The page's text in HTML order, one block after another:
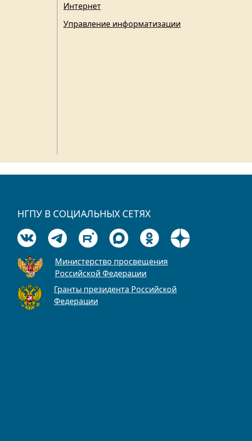
Интернет
Управление информатизации
НГПУ В СОЦИАЛЬНЫХ СЕТЯХ
Министерство просвещения
Российской Федерации
Гранты президента Российской
Федерации